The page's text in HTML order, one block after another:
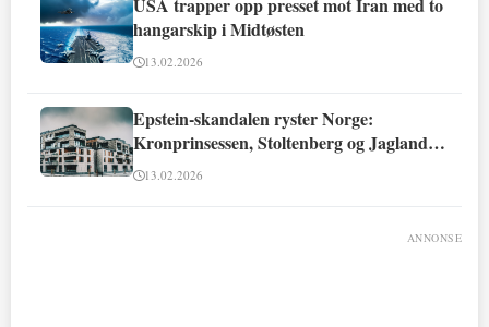
hangarskip i Midtøsten
13.02.2026
Epstein-skandalen ryster Norge:
Kronprinsessen, Stoltenberg og Jagland
involvert
13.02.2026
ANNONSE